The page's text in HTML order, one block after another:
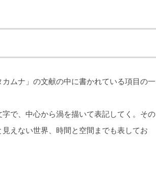
ムナ」の文献の中に書かれている項目の一
で、中心から渦を描いて表記してく。その
えない世界、時間と空間までも表してお